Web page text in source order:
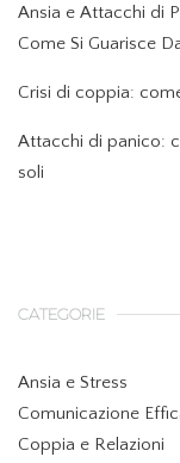
Ansia e Attacchi di
Come Si Guarisce
Crisi di coppia:
Attacchi di panico:
soli
CATEGORIE
Ansia e Stress
Comunicazione
Coppia e Relazioni